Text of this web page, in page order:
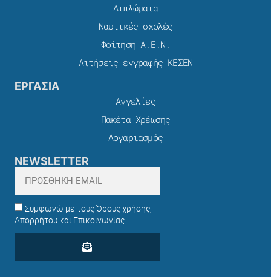
Διπλώματα
Ναυτικές σχολές
Φοίτηση Α.Ε.Ν.
Αιτήσεις εγγραφής ΚΕΣΕΝ
ΕΡΓΑΣΙΑ
Αγγελίες
Πακέτα Χρέωσης​
Λογαριασμός
NEWSLETTER
Συμφωνώ με τους Όρους χρήσης,
Απορρήτου και Επικοινωνίας